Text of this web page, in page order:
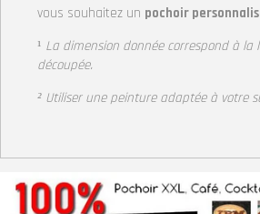
vous souhaitez un pochoir
¹ La dimension donnée correspond à
découpée.
² Utiliser une peinture adaptée à votre